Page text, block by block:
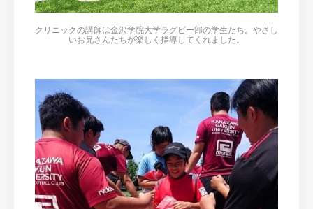
クリニックの講師は金沢学院大学ラグビー部の学生たち。やさし
いお兄さんたちが楽しく指導してくれました。